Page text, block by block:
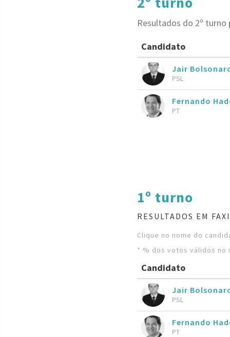
Resultados do 2º
Candidato
Jair
PSL
Fernando
PT
1º turno
RESULTADOS EM
Clique no nome do
* % dos votos válidos no
Candidato
Jair
PSL
Fernando
PT